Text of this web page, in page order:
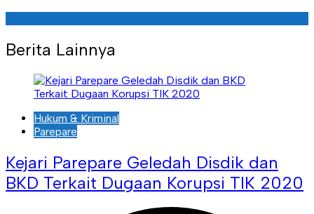
Berita Lainnya
Hukum & Kriminal
Parepare
Kejari Parepare Geledah Disdik dan
BKD Terkait Dugaan Korupsi TIK 2020